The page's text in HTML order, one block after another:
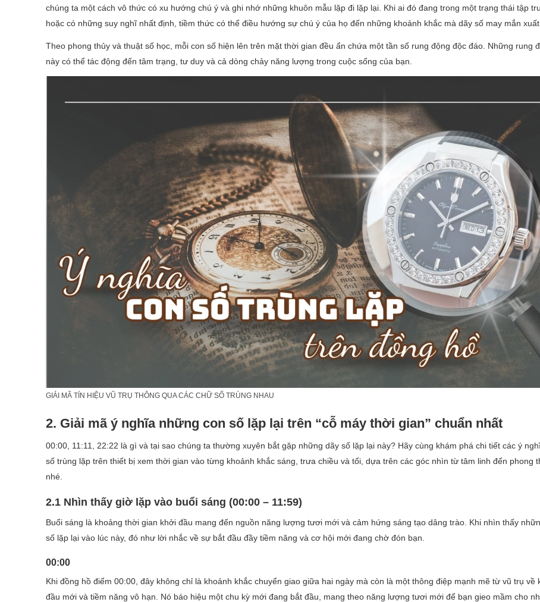
chúng ta một cách vô thức có xu hướng chú ý và ghi nhớ những khuôn mẫu lặp đi lặp lại. Khi ai đó đang trong một trạng thái tập
hoặc có những suy nghĩ nhất định, tiềm thức có thể điều hướng sự chú ý của họ đến những khoảnh khắc mà dãy số may mắn xuất
Theo phong thủy và thuật số học, mỗi con số hiện lên trên mặt thời gian đều ẩn chứa một tần số rung động độc đáo. Những rung
này có thể tác động đến tâm trạng, tư duy và cả dòng chảy năng lượng trong cuộc sống của bạn.
GIẢI MÃ TÍN HIỆU VŨ TRỤ THÔNG QUA CÁC CHỮ SỐ TRÙNG NHAU
2. Giải mã ý nghĩa những con số lặp lại trên “cỗ máy thời gian” chuẩn nhất
00:00, 11:11, 22:22 là gì và tại sao chúng ta thường xuyên bắt gặp những dãy số lặp lại này? Hãy cùng khám phá chi tiết các ý
số trùng lặp trên thiết bị xem thời gian vào từng khoảnh khắc sáng, trưa chiều và tối, dựa trên các góc nhìn từ tâm linh đến phong
nhé.
2.1 Nhìn thấy giờ lặp vào buổi sáng (00:00 – 11:59)
Buổi sáng là khoảng thời gian khởi đầu mang đến nguồn năng lượng tươi mới và cảm hứng sáng tạo dâng trào. Khi nhìn thấy
số lặp lại vào lúc này, đó như lời nhắc về sự bắt đầu đầy tiềm năng và cơ hội mới đang chờ đón bạn.
00:00
Khi đồng hồ điểm 00:00, đây không chỉ là khoảnh khắc chuyển giao giữa hai ngày mà còn là một thông điệp mạnh mẽ từ vũ trụ về
đầu mới và tiềm năng vô hạn. Nó báo hiệu một chu kỳ mới đang bắt đầu, mang theo năng lượng tươi mới để bạn gieo mầm cho